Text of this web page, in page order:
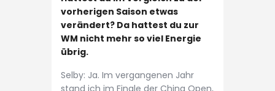
vorherigen Saison etwas
verändert? Da hattest du zur
WM nicht mehr so viel Energie
übrig.
Selby: Ja. Im vergangenen Jahr
stand ich im Finale der China Open,